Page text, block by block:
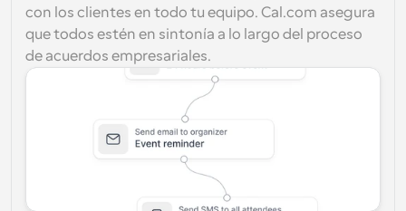
con los clientes en todo tu equipo. Cal.com asegura
que todos estén en sintonía a lo largo del proceso
de acuerdos empresariales.